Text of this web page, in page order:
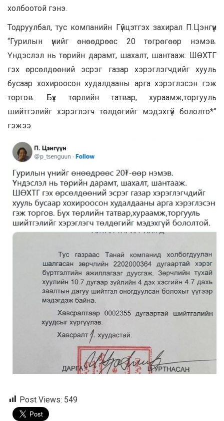
холбоотой гэнэ.
Тодруулбал, тус компанийн Гүйцэтгэх захирал П.Цэнгүүн
“Гурилын үнийг өнөөдрөөс 20 төгрөгөөр нэмэв.
Үндэслэл нь төрийн дарамт, шахалт, шантааж. ШӨХТГ
гэх өрсөлдөөний эсрэг газар хэрэглэгчдийг хууль
бусаар хохироосон худалдааны арга хэрэглэсэн гэж
торгов. Бүх төрлийн татвар, хураамж,торгууль
шийтгэлийг хэрэглэгч төлдөгийг мэдэхгүй бололто*”
гэжээ.
Post Views: 549